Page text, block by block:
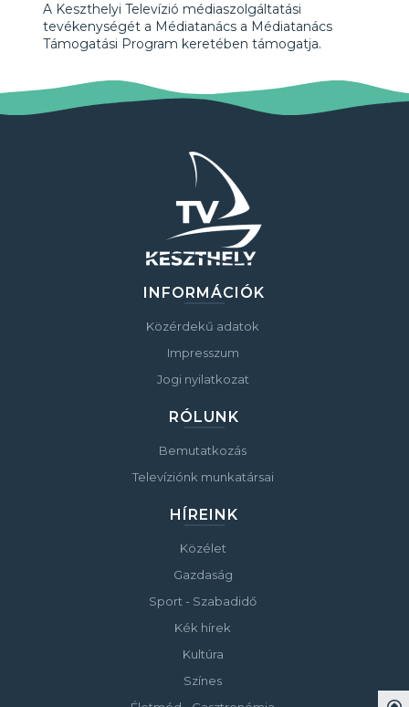
A Keszthelyi Televízió médiaszolgáltatási
tevékenységét a Médiatanács a Médiatanács
Támogatási Program keretében támogatja.
INFORMÁCIÓK
Közérdekű adatok
Impresszum
Jogi nyilatkozat
RÓLUNK
Bemutatkozás
Televíziónk munkatársai
HÍREINK
Közélet
Gazdaság
Sport - Szabadidő
Kék hírek
Kultúra
Színes